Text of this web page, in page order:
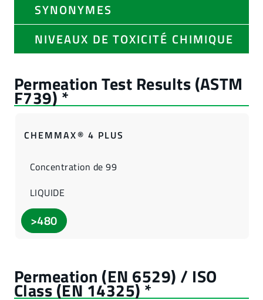
SYNONYMES
NIVEAUX DE TOXICITÉ CHIMIQUE
CHEMMAX® 4 PLUS
Concentration de 99
LIQUIDE
>480